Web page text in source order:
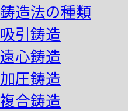
鋳造法の種類
吸引鋳造
遠心鋳造
加圧鋳造
複合鋳造
ァックスに
い。カスタ
一部の製品
金をお願い